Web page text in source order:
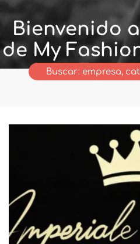
Bienvenido
de My